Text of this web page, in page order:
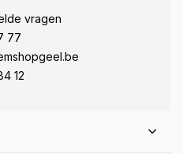
vragen
77
12